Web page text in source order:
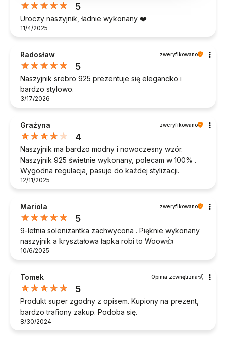
5
Uroczy naszyjnik, ładnie wykonany ❤️
11/4/2025
Radosław zweryfikowano
5
Naszyjnik srebro 925 prezentuje się elegancko i
bardzo stylowo.
3/17/2026
Grażyna zweryfikowano
4
Naszyjnik ma bardzo modny i nowoczesny wzór.
Naszyjnik 925 świetnie wykonany, polecam w 100% .
Wygodna regulacja, pasuje do każdej stylizacji.
12/11/2025
Mariola zweryfikowano
5
9-letnia solenizantka zachwycona . Pięknie wykonany
naszyjnik a kryształowa łapka robi to Woow👍️
10/6/2025
Tomek Opinia zewnętrzna
5
Produkt super zgodny z opisem. Kupiony na prezent,
bardzo trafiony zakup. Podoba się.
8/30/2024